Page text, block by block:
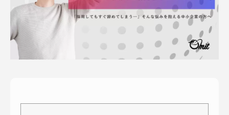
会社概要
採用情報
お知らせ
PRODUCTS
運営サービス